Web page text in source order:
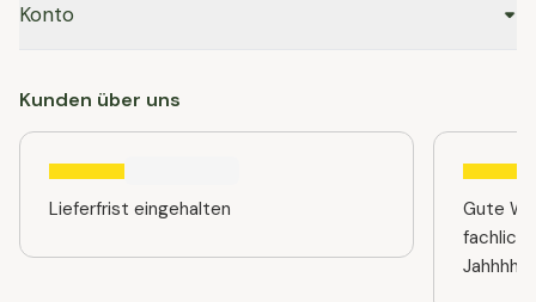
Konto
Kunden über uns
Lieferfrist eingehalten
Gute
fachlich